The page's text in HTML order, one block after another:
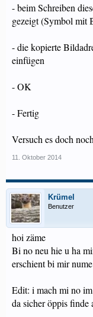
- beim Schreiben
gezeigt (Symbol mit
- die kopierte
einfügen
- OK
- Fertig
Versuch es doch
11. Oktober 2014
Krümel
Benutzer
hoi zäme
Bi no neu hie u ha
erschient bi mir
Edit: i mach mi no
da sicher öppis finde